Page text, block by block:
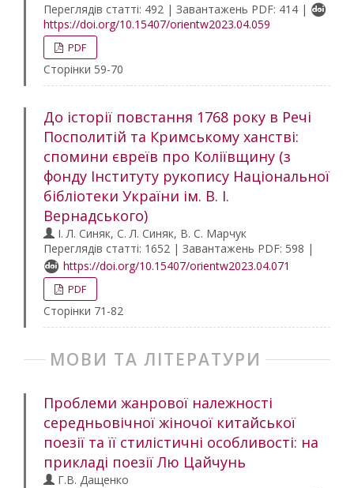
Переглядів статті: 492 | Завантажень PDF: 414 |
https://doi.org/10.15407/orientw2023.04.059
PDF
Сторінки 59-70
До історії повстання 1768 року в Речі
Посполитій та Кримському ханстві:
спомини євреїв про Коліївщину (з
фонду Інституту рукопису Національної
бібліотеки України ім. В. І.
Вернадського)
І. Л. Синяк, С. Л. Синяк, В. C. Марчук
Переглядів статті: 1652 | Завантажень PDF: 598 |
https://doi.org/10.15407/orientw2023.04.071
PDF
Сторінки 71-82
МОВИ ТА ЛІТЕРАТУРИ
Проблеми жанрової належності
середньовічної жіночої китайської
поезії та її стилістичні особливості: на
прикладі поезії Лю Цайчунь
Г.В. Дащенко